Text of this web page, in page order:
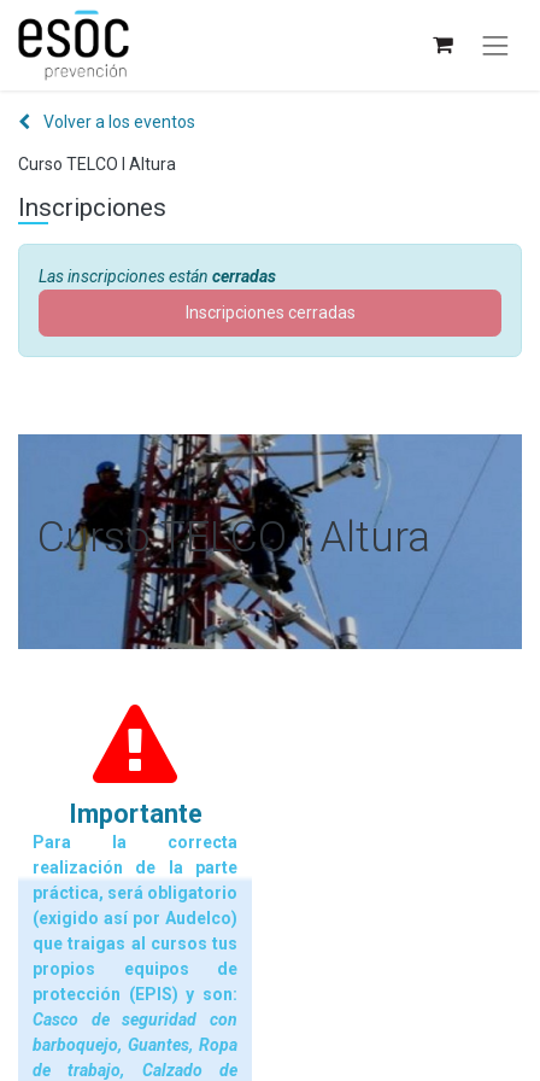
Volver a los eventos
Curso TELCO I Altura
Inscripciones
Las inscripciones están cerradas
Inscripciones cerradas
Curso TELCO I Altura
Importante
Para la correcta
realización de la parte
práctica, será obligatorio
(exigido así por Audelco)
que traigas al cursos tus
propios equipos de
protección (EPIS) y son:
Casco de seguridad con
barboquejo, Guantes, Ropa
de trabajo, Calzado de